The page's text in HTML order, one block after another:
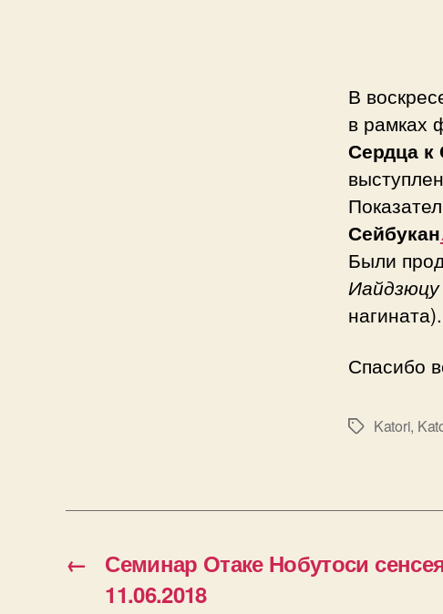
В
в рамках
Сердца к
Сейбукан.
Были
Иайдзюцу
нагината).
Спасибо
МеткиKatori,
←
Семинар Отаке Нобутоси
11.06.2018